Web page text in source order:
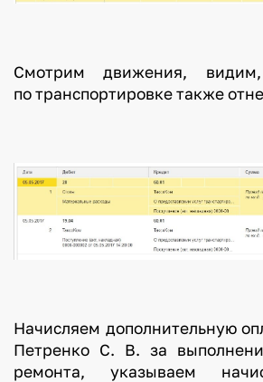
Смотрим движения,
по транспортировке также
Начисляем дополнительную
Петренко С. В. за
ремонта, указываем